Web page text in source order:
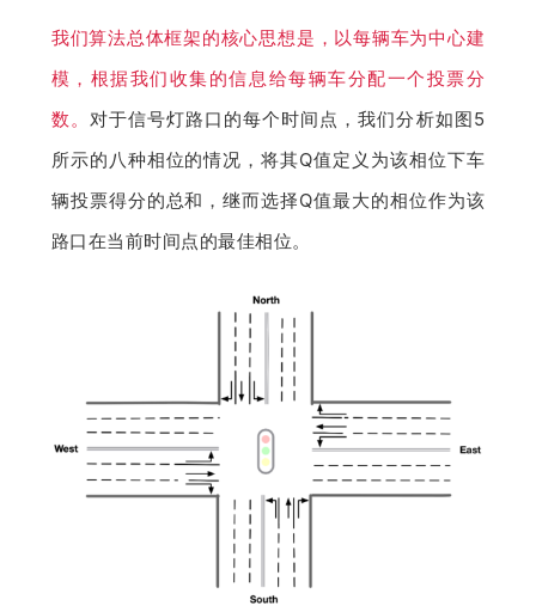
我们算法总体框架的核心思想是，以每辆车为中心建
模，根据我们收集的信息给每辆车分配一个投票分
数。 对于信号灯路口的每个时间点，我们分析如图5
所示的八种相位的情况，将其Q值定义为该相位下车
辆投票得分的总和，继而选择Q值最大的相位作为该
路口在当前时间点的最佳相位。